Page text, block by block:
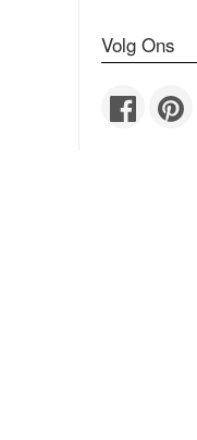
Volg Ons